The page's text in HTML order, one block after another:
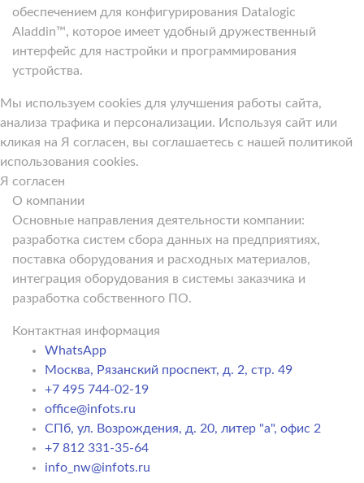
обеспечением для конфигурирования Datalogic
Aladdin™, которое имеет удобный дружественный
интерфейс для настройки и программирования
устройства.
Мы используем cookies для улучшения работы сайта,
анализа трафика и персонализации. Используя сайт или
кликая на Я согласен, вы соглашаетесь с нашей политикой
использования cookies.
Я согласен
О компании
Основные направления деятельности компании:
разработка систем сбора данных на предприятиях,
поставка оборудования и расходных материалов,
интеграция оборудования в системы заказчика и
разработка собственного ПО.
Контактная информация
WhatsApp
Москва, Рязанский проспект, д. 2, стр. 49
+7 495 744-02-19
office@infots.ru
СПб, ул. Возрождения, д. 20, литер "a", офис 2
+7 812 331-35-64
info_nw@infots.ru